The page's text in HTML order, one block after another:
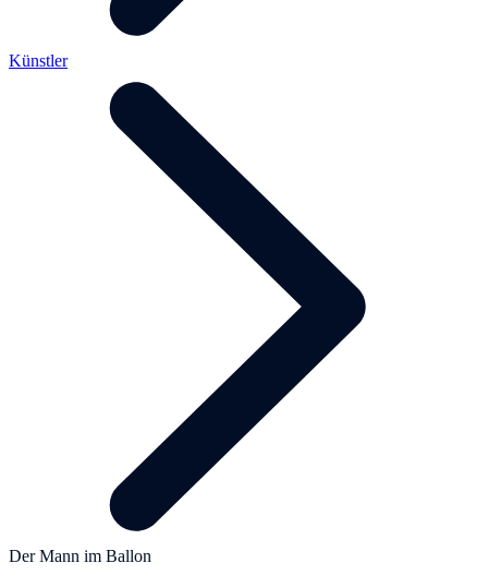
Künstler
Der Mann im Ballon